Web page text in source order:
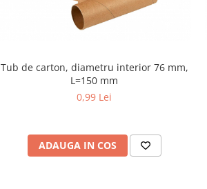
Tub de carton, diametru interior 76 mm,
L=150 mm
0,99 Lei
ADAUGA IN COS